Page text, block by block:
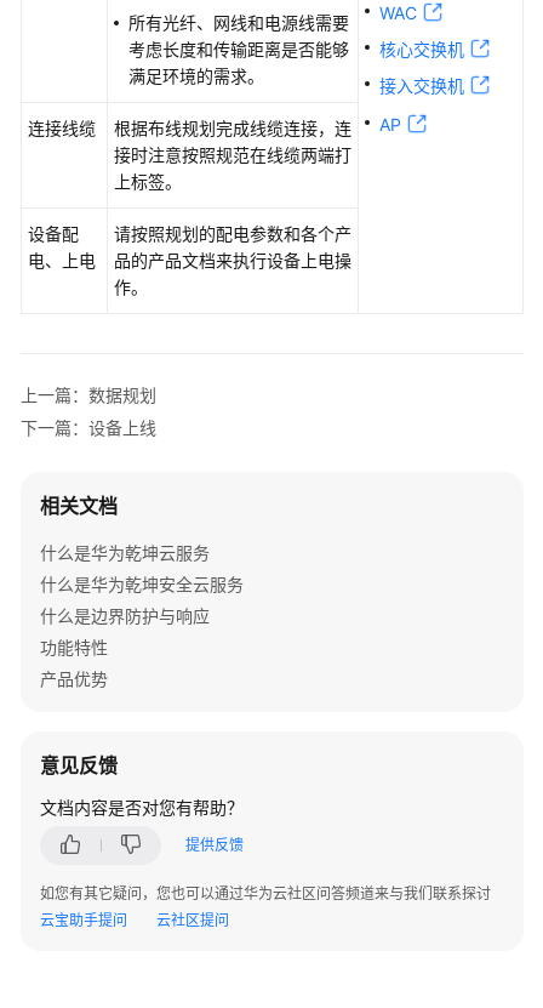
组
心
交
换
入
交
机
+云
AP
组
景
AR+核
心
换
机
所有光纤、网线和电源线需要
考虑长度和传输距离是否能够
满足环境的需求。
WAC
核心交换机
接入交换机
AP
连接线缆
根据布线规划完成线缆连接，连
接时注意按照规范在线缆两端打
上标签。
设备配
电、上电
请按照规划的配电参数和各个产
品的产品文档来执行设备上电操
作。
上一篇：数据规划
下一篇：设备上线
相关文档
什么是华为乾坤云服务
什么是华为乾坤安全云服务
什么是边界防护与响应
功能特性
产品优势
意见反馈
文档内容是否对您有帮助？
提供反馈
如您有其它疑问，您也可以通过华为云社区问答频道来与我们联系探讨
云宝助手提问
云社区提问